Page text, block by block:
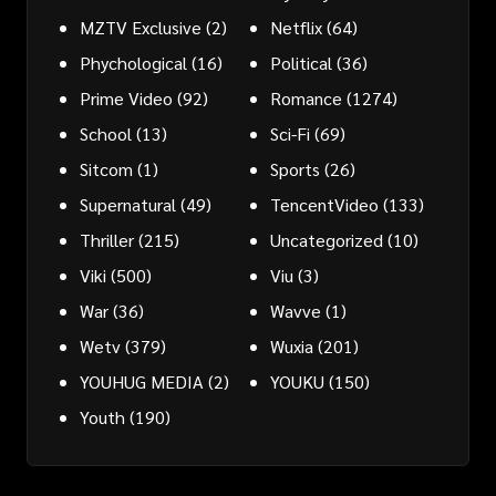
MZTV Exclusive (2) Netflix(64)
Phychological(16) Political(36)
Prime Video (92) Romance (1274)
School(13) Sci-Fi (69)
Sitcom (1) Sports (26)
Supernatural(49) TencentVideo (133)
Thriller(215) Uncategorized(10)
Viki (500) Viu(3)
War(36) Wavve (1)
Wetv(379) Wuxia(201)
YOUHUG MEDIA(2) YOUKU (150)
Youth (190)